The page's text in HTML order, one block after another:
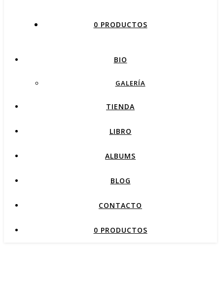
0 PRODUCTOS
BIO
GALERÍA
TIENDA
LIBRO
ALBUMS
BLOG
CONTACTO
0 PRODUCTOS